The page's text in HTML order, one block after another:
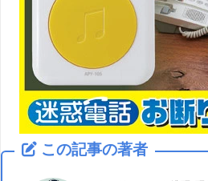
この記事の著者